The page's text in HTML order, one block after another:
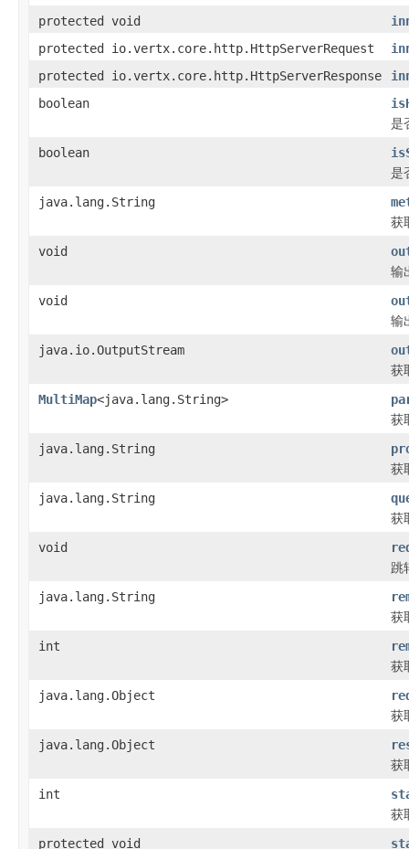
protected void
protected io.vertx.core.http.HttpServerRequest
protected io.vertx.core.http.HttpServerResponse
boolean
是
boolean
是
java.lang.String
获
void
输
void
输
java.io.OutputStream
获
MultiMap<java.lang.String>
获
java.lang.String
获
java.lang.String
获
void
跳
java.lang.String
获
int
获
java.lang.Object
获
java.lang.Object
获
int
获
protected void